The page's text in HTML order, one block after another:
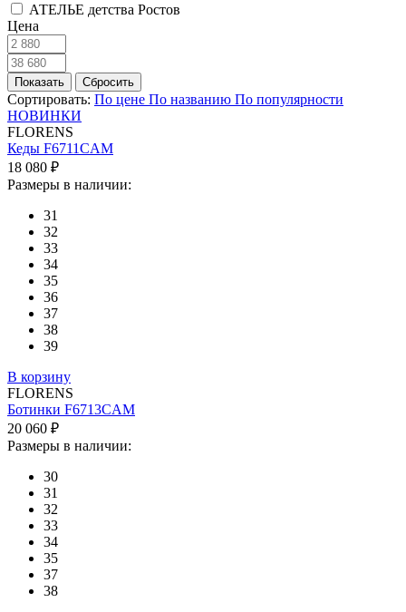
АТЕЛЬЕ детства Ростов
Цена
Сортировать: По цене По названию По популярности
НОВИНКИ
FLORENS
Кеды F6711CAM
18 080 ₽
Размеры в наличии:
31
32
33
34
35
36
37
38
39
В корзину
FLORENS
Ботинки F6713CAM
20 060 ₽
Размеры в наличии:
30
31
32
33
34
35
37
38